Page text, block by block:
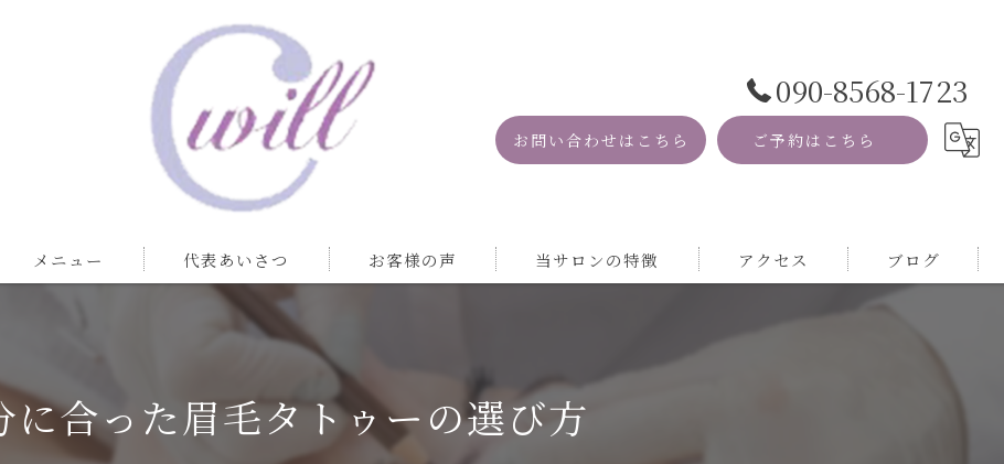
090-8568-1723
お問い合わせはこちら ご予約はこちら
メニュー 代表あいさつ お客様の声 当サロンの特徴
MRI
自然
アクセス ブログ
に合った眉毛タトゥーの選び方